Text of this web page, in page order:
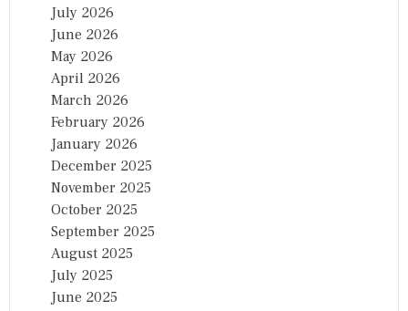
July 2026
June 2026
May 2026
April 2026
March 2026
February 2026
January 2026
December 2025
November 2025
October 2025
September 2025
August 2025
July 2025
June 2025